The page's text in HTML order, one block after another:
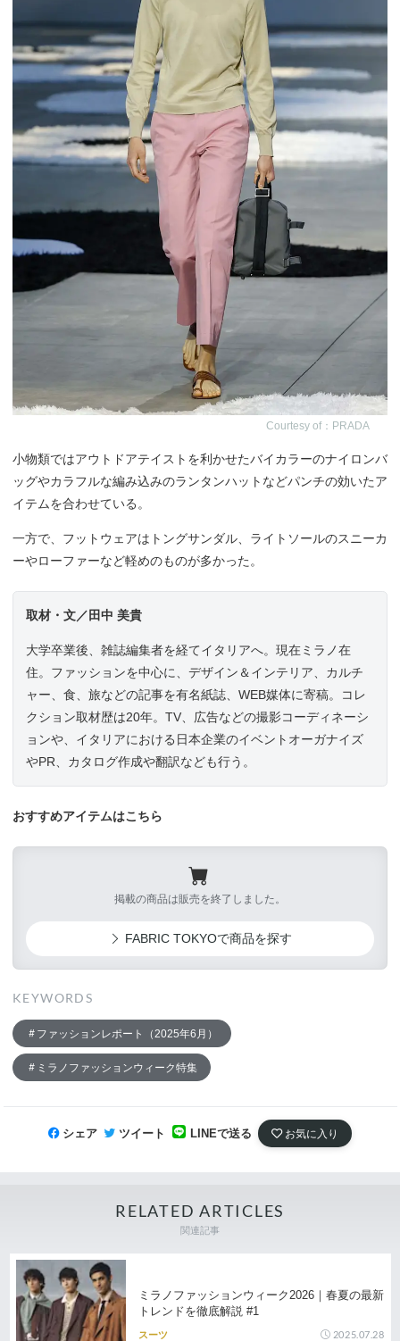
Courtesy of：PRADA
小物類ではアウトドアテイストを利かせたバイカラーのナイロンバ
ッグやカラフルな編み込みのランタンハットなどパンチの効いたア
イテムを合わせている。
一方で、フットウェアはトングサンダル、ライトソールのスニーカ
ーやローファーなど軽めのものが多かった。
取材・文／田中 美貴
大学卒業後、雑誌編集者を経てイタリアへ。現在ミラノ在
住。ファッションを中心に、デザイン＆インテリア、カルチ
ャー、食、旅などの記事を有名紙誌、WEB媒体に寄稿。コレ
クション取材歴は20年。TV、広告などの撮影コーディネーシ
ョンや、イタリアにおける日本企業のイベントオーガナイズ
やPR、カタログ作成や翻訳なども行う。
おすすめアイテムはこちら
掲載の商品は販売を終了しました。
FABRIC TOKYOで商品を探す
KEYWORDS
ファッションレポート（2025年6月）
ミラノファッションウィーク特集
シェア ツイート LINEで送る お気に入り
RELATED ARTICLES
関連記事
ミラノファッションウィーク2026｜春夏の最新
トレンドを徹底解説 #1
スーツ 2025.07.28